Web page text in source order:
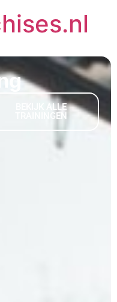
BEKIJK ALLE
TRAININGEN